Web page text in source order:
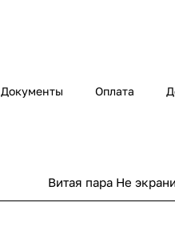
Документы Оплата
Витая пара Не